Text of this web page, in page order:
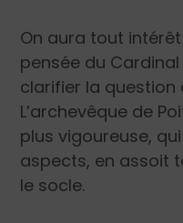
On aura tout
pensée du Cardinal
clarifier la question
L’archevêque de
plus vigoureuse,
aspects, en assoit
le socle.